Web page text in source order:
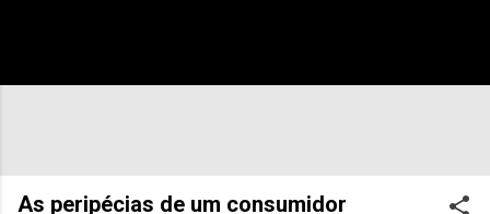
As peripécias de um consumidor